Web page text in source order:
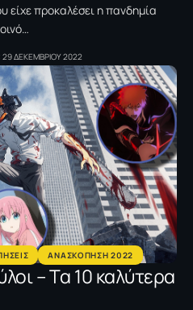
προκαλέσει η πανδημία
29 ΔΕΚΕΜΒΡΙΟΥ 2022
ΑΝΑΣΚΟΠΗΣΗ 2022
– Tα 10 καλύτερα